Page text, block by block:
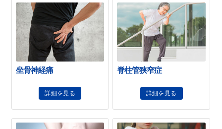
坐骨神経痛
詳細を見る
脊柱管狭窄症
詳細を見る